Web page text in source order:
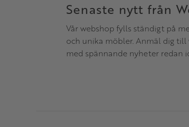
Senaste nytt från
Vår webshop fylls ständigt på
och unika möbler. Anmäl dig
med spännande nyheter redan